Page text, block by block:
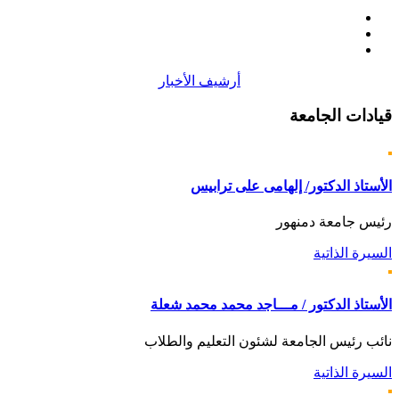
أرشيف الأخبار
قيادات الجامعة
الأستاذ الدكتور/ إلهامى على ترابيس
رئيس جامعة دمنهور
السيرة الذاتية
الأستاذ الدكتور / مـــاجد محمد محمد شعلة
نائب رئيس الجامعة لشئون التعليم والطلاب
السيرة الذاتية